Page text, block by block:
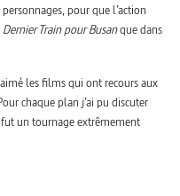
pour que l’action
Dernier Train pour Busanque dans
les films qui ont recours aux
chaque plan j’ai pu discuter
fut un tournage extrêmement